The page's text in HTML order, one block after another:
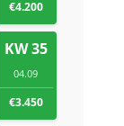
€4.200
KW 35
04.09
€3.450